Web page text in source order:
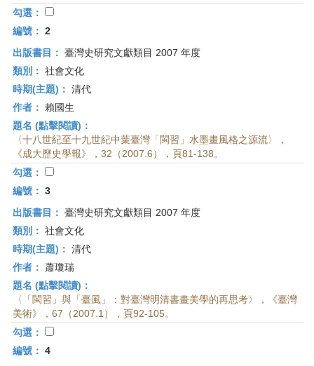
勾選：
編號： 2
出版書目： 臺灣史研究文獻類目 2007 年度
類別： 社會文化
時期(主題)： 清代
作者：
賴國生
題名 (點擊閱讀)：
〈十八世紀至十九世紀中葉臺灣「閩習」水墨畫風格之源流〉，
《成大歷史學報》，32（2007.6），頁81-138。
勾選：
編號： 3
出版書目： 臺灣史研究文獻類目 2007 年度
類別： 社會文化
時期(主題)： 清代
作者： 蕭瓊瑞
題名 (點擊閱讀)：
〈「閩習」與「臺風」：對臺灣明清書畫美學的再思考〉，《臺灣
美術》，67（2007.1），頁92-105。
勾選：
編號： 4